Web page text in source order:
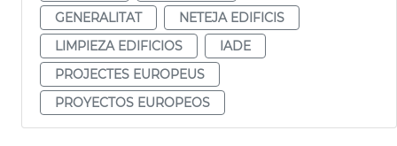
GENERALITAT
NETEJA EDIFICIS
LIMPIEZA EDIFICIOS
IADE
PROJECTES EUROPEUS
PROYECTOS EUROPEOS